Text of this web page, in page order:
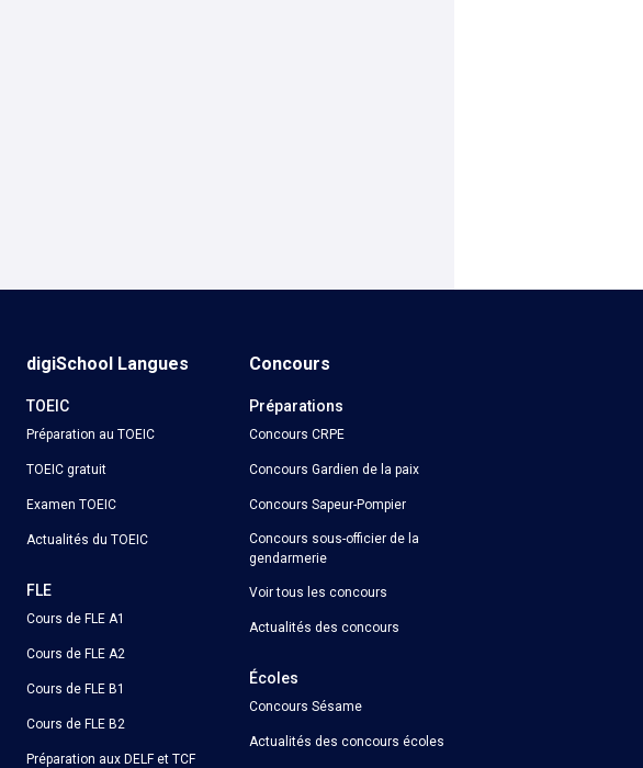
digiSchool Langues
TOEIC
Préparation au TOEIC
TOEIC gratuit
Examen TOEIC
Actualités du TOEIC
FLE
Cours de FLE A1
Cours de FLE A2
Cours de FLE B1
Cours de FLE B2
Préparation aux DELF et TCF
Concours
Préparations
Concours CRPE
Concours Gardien de la paix
Concours Sapeur-Pompier
Concours sous-officier de la
gendarmerie
Voir tous les concours
Actualités des concours
Écoles
Concours Sésame
Actualités des concours écoles